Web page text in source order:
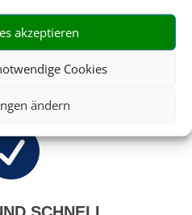
akzeptieren
Cookies
ändern
AUSWAHL
großen Anzahl an Hotels